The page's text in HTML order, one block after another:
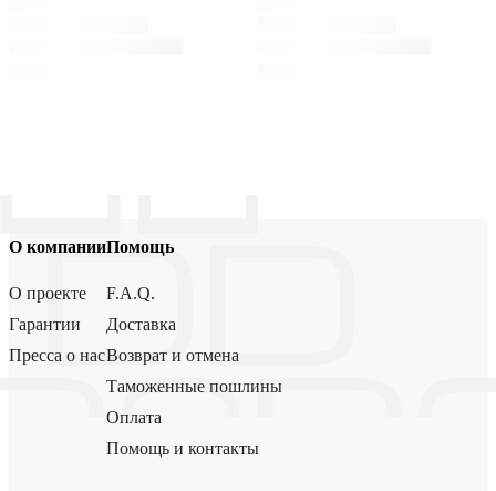
О компании
О проекте
Гарантии
Пресса о нас
Помощь
F.A.Q.
Доставка
Возврат и отмена
Таможенные пошлины
Оплата
Помощь и контакты